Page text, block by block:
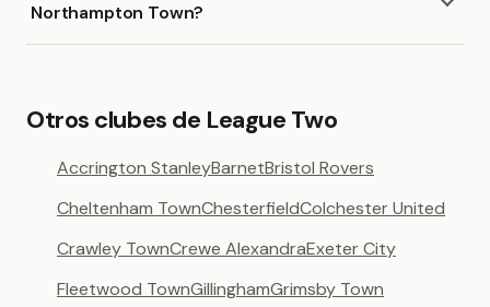
Northampton Town?
Otros clubes de League Two
Accrington StanleyBarnetBristol Rovers
Cheltenham TownChesterfieldColchester United
Crawley TownCrewe AlexandraExeter City
Fleetwood TownGillinghamGrimsby Town